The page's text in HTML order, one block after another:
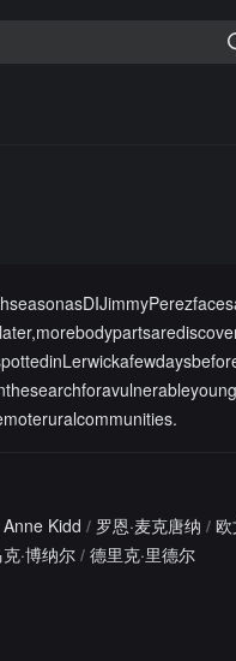
Anne Kidd / 罗恩·麦克唐纳 / 欧
·博纳尔/ 德里克·里德尔